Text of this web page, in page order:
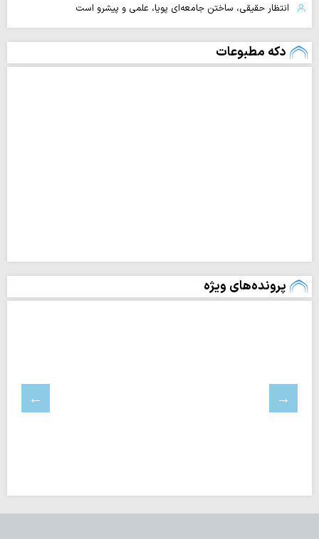
انتظار حقیقی، ساختن جامعه‌ای پویا، علمی و پیشرو است
دکه مطبوعات
پرونده‌های ویژه